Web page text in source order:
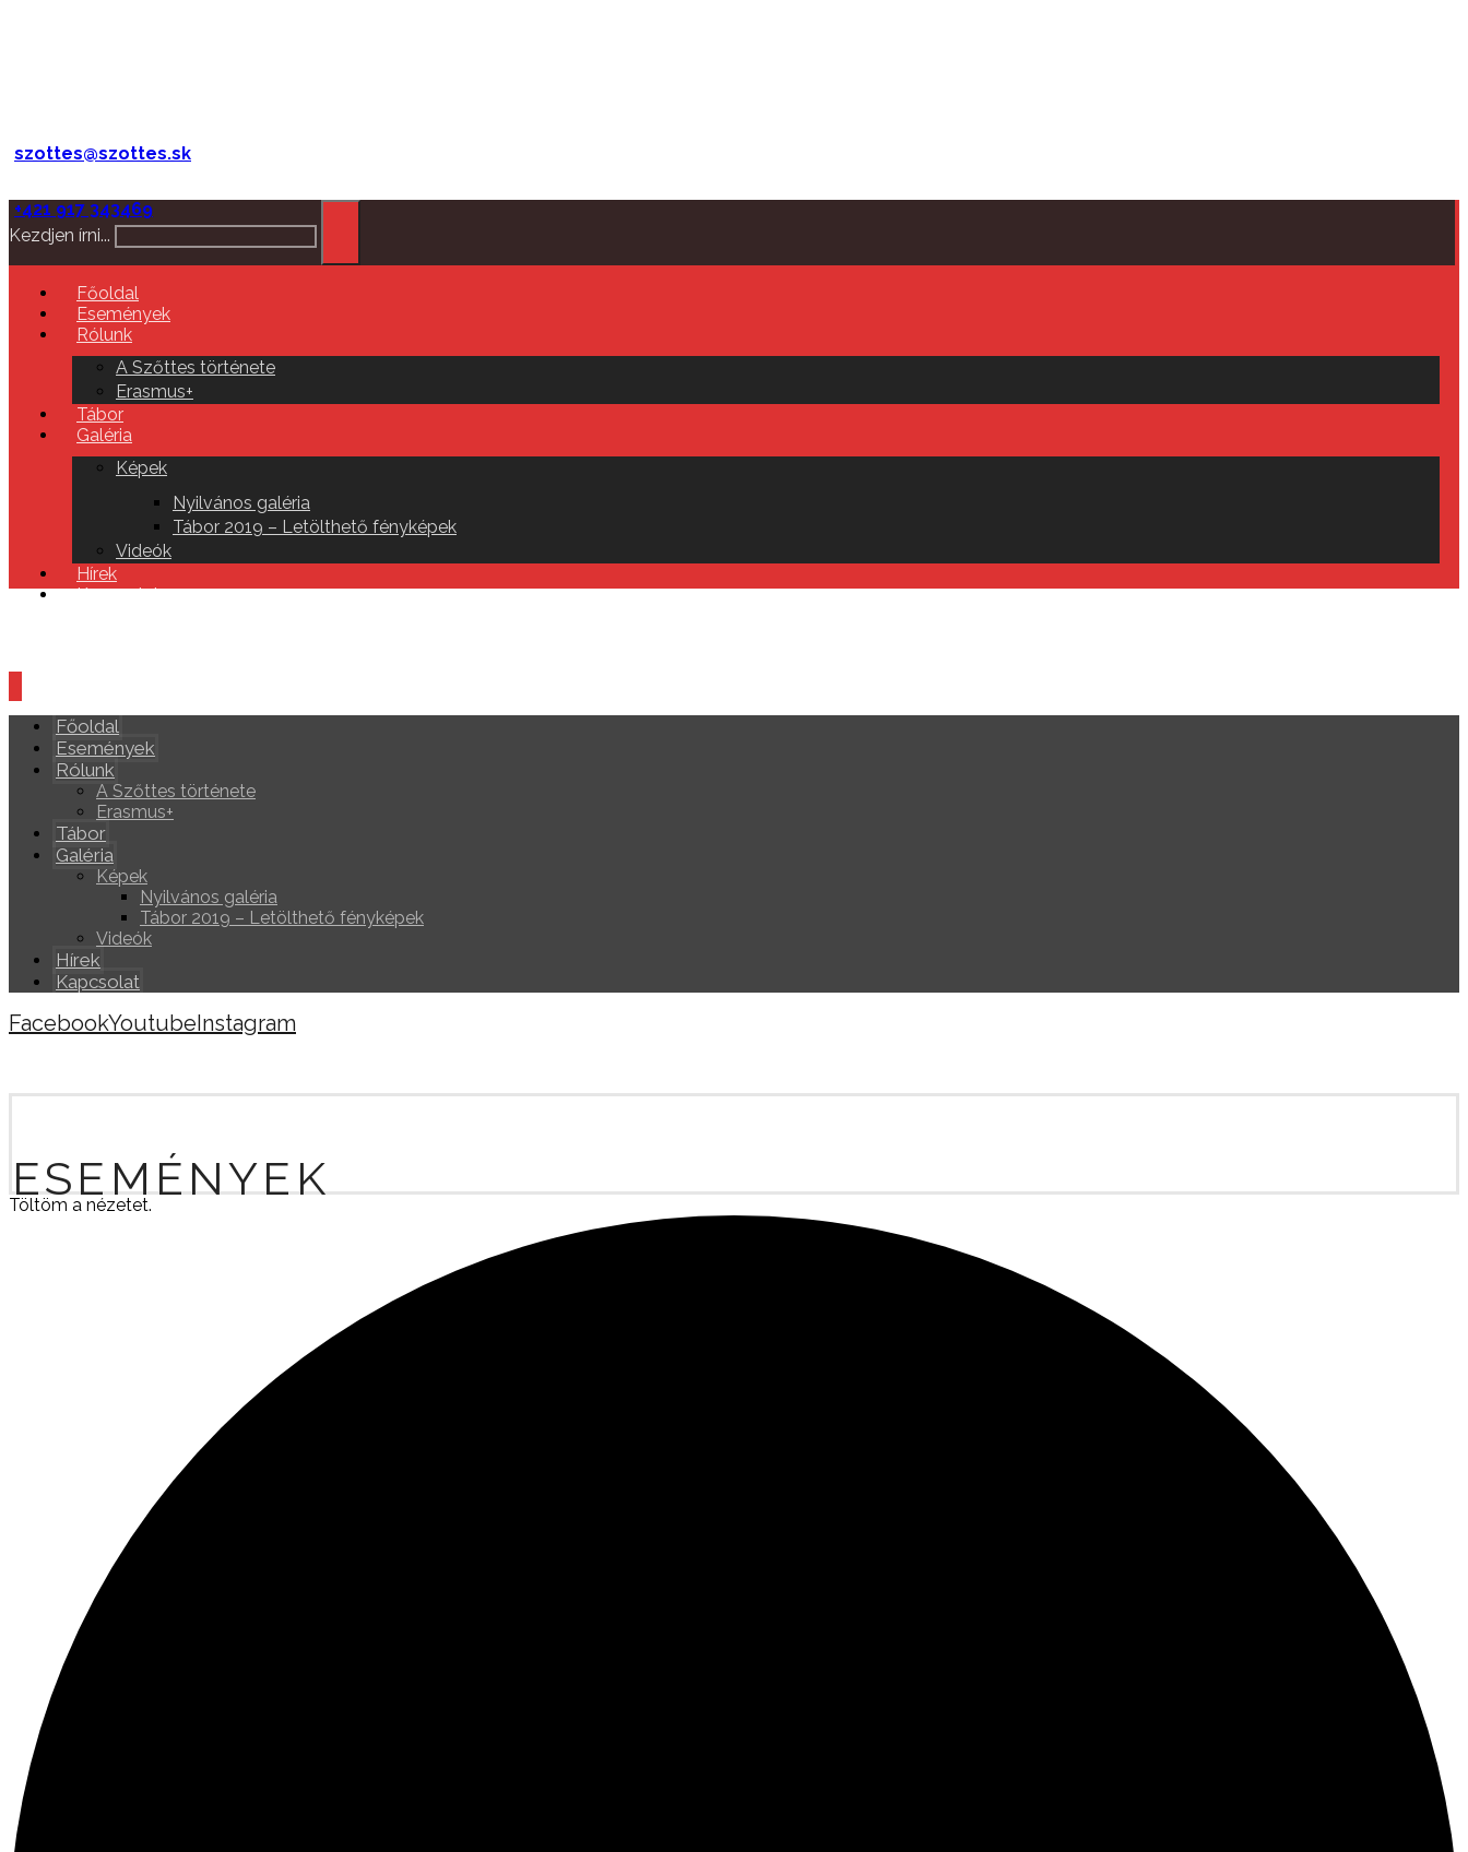
szottes@szottes.sk
+421 917 343469
Kezdjen írni...
Főoldal
Események
Rólunk
A Szőttes története
Erasmus+
Tábor
Galéria
Képek
Nyilvános galéria
Tábor 2019 – Letölthető fényképek
Videók
Hírek
Kapcsolat
Főoldal
Események
Rólunk
A Szőttes története
Erasmus+
Tábor
Galéria
Képek
Nyilvános galéria
Tábor 2019 – Letölthető fényképek
Videók
Hírek
Kapcsolat
FacebookYoutubeInstagram
ESEMÉNYEK
Töltöm a nézetet.